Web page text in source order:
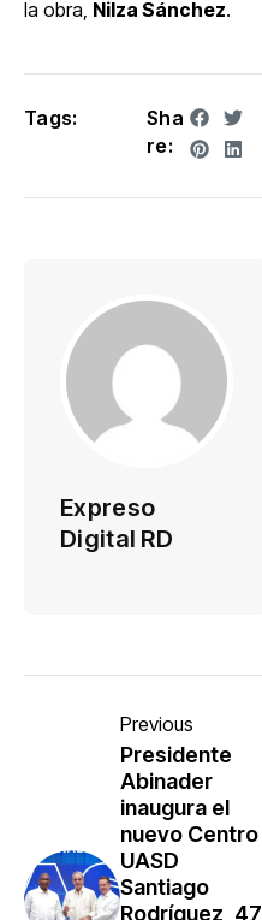
la obra, Nilza Sánchez.
Tags:
Sha
re:
Expreso
Digital RD
Previous
Presidente
Abinader
inaugura el
nuevo Centro
UASD
Santiago
Rodríguez, 47